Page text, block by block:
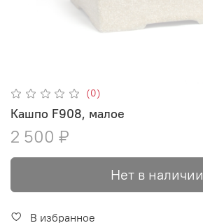
(0)
Кашпо F908, малое
2 500 ₽
Нет в наличии
В избранное